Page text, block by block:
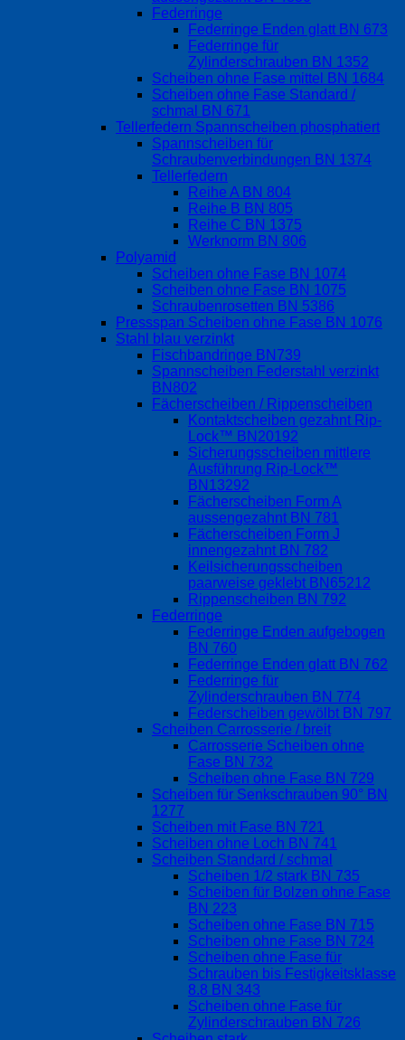
Federringe
Federringe Enden glatt BN 673
Federringe für
Zylinderschrauben BN 1352
Scheiben ohne Fase mittel BN 1684
Scheiben ohne Fase Standard /
schmal BN 671
Tellerfedern Spannscheiben phosphatiert
Spannscheiben für
Schraubenverbindungen BN 1374
Tellerfedern
Reihe A BN 804
Reihe B BN 805
Reihe C BN 1375
Werknorm BN 806
Polyamid
Scheiben ohne Fase BN 1074
Scheiben ohne Fase BN 1075
Schraubenrosetten BN 5386
Pressspan Scheiben ohne Fase BN 1076
Stahl blau verzinkt
Fischbandringe BN739
Spannscheiben Federstahl verzinkt
BN802
Fächerscheiben / Rippenscheiben
Kontaktscheiben gezahnt Rip-
Lock™ BN20192
Sicherungsscheiben mittlere
Ausführung Rip-Lock™
BN13292
Fächerscheiben Form A
aussengezahnt BN 781
Fächerscheiben Form J
innengezahnt BN 782
Keilsicherungsscheiben
paarweise geklebt BN65212
Rippenscheiben BN 792
Federringe
Federringe Enden aufgebogen
BN 760
Federringe Enden glatt BN 762
Federringe für
Zylinderschrauben BN 774
Federscheiben gewölbt BN 797
Scheiben Carrosserie / breit
Carrosserie Scheiben ohne
Fase BN 732
Scheiben ohne Fase BN 729
Scheiben für Senkschrauben 90° BN
1277
Scheiben mit Fase BN 721
Scheiben ohne Loch BN 741
Scheiben Standard / schmal
Scheiben 1/2 stark BN 735
Scheiben für Bolzen ohne Fase
BN 223
Scheiben ohne Fase BN 715
Scheiben ohne Fase BN 724
Scheiben ohne Fase für
Schrauben bis Festigkeitsklasse
8.8 BN 343
Scheiben ohne Fase für
Zylinderschrauben BN 726